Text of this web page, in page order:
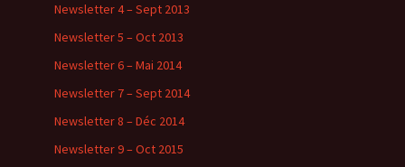
Newsletter 4 – Sept 2013
Newsletter 5 – Oct 2013
Newsletter 6 – Mai 2014
Newsletter 7 – Sept 2014
Newsletter 8 – Déc 2014
Newsletter 9 – Oct 2015